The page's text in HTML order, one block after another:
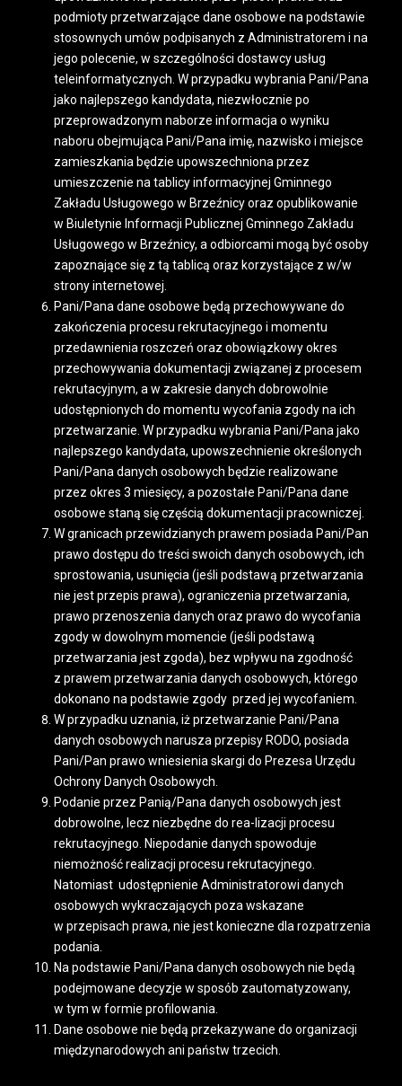
podmioty przetwarzające dane osobowe na podstawie
stosownych umów podpisanych z Administratorem i na
jego polecenie, w szczególności dostawcy usług
teleinformatycznych. W przypadku wybrania Pani/Pana
jako najlepszego kandydata, niezwłocznie po
przeprowadzonym naborze informacja o wyniku
naboru obejmująca Pani/Pana imię, nazwisko i miejsce
zamieszkania będzie upowszechniona przez
umieszczenie na tablicy informacyjnej Gminnego
Zakładu Usługowego w Brzeźnicy oraz opublikowanie
w Biuletynie Informacji Publicznej Gminnego Zakładu
Usługowego w Brzeźnicy, a odbiorcami mogą być osoby
zapoznające się z tą tablicą oraz korzystające z w/w
strony internetowej.
Pani/Pana dane osobowe będą przechowywane do
zakończenia procesu rekrutacyjnego i momentu
przedawnienia roszczeń oraz obowiązkowy okres
przechowywania dokumentacji związanej z procesem
rekrutacyjnym, a w zakresie danych dobrowolnie
udostępnionych do momentu wycofania zgody na ich
przetwarzanie. W przypadku wybrania Pani/Pana jako
najlepszego kandydata, upowszechnienie określonych
Pani/Pana danych osobowych będzie realizowane
przez okres 3 miesięcy, a pozostałe Pani/Pana dane
osobowe staną się częścią dokumentacji pracowniczej.
W granicach przewidzianych prawem posiada Pani/Pan
prawo dostępu do treści swoich danych osobowych, ich
sprostowania, usunięcia (jeśli podstawą przetwarzania
nie jest przepis prawa), ograniczenia przetwarzania,
prawo przenoszenia danych oraz prawo do wycofania
zgody w dowolnym momencie (jeśli podstawą
przetwarzania jest zgoda), bez wpływu na zgodność
z prawem przetwarzania danych osobowych, którego
dokonano na podstawie zgody przed jej wycofaniem.
W przypadku uznania, iż przetwarzanie Pani/Pana
danych osobowych narusza przepisy RODO, posiada
Pani/Pan prawo wniesienia skargi do Prezesa Urzędu
Ochrony Danych Osobowych.
Podanie przez Panią/Pana danych osobowych jest
dobrowolne, lecz niezbędne do rea-lizacji procesu
rekrutacyjnego. Niepodanie danych spowoduje
niemożność realizacji procesu rekrutacyjnego.
Natomiast udostępnienie Administratorowi danych
osobowych wykraczających poza wskazane
w przepisach prawa, nie jest konieczne dla rozpatrzenia
podania.
Na podstawie Pani/Pana danych osobowych nie będą
podejmowane decyzje w sposób zautomatyzowany,
w tym w formie profilowania.
Dane osobowe nie będą przekazywane do organizacji
międzynarodowych ani państw trzecich.